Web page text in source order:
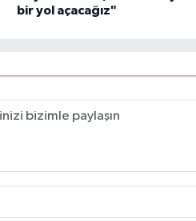
bir yol açacağız"